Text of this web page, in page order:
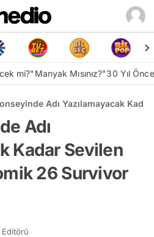
mi?"Manyak Mısınız?"30 Yıl
Adı Yazılamayacak
Adı
Kadar Sevilen
26 Survivor